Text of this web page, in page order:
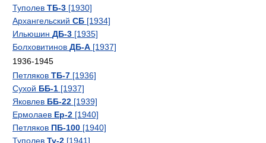
Туполев ТБ-3 [1930]
Архангельский СБ [1934]
Ильюшин ДБ-3 [1935]
Болховитинов ДБ-А [1937]
1936-1945
Петляков ТБ-7 [1936]
Сухой ББ-1 [1937]
Яковлев ББ-22 [1939]
Ермолаев Ер-2 [1940]
Петляков ПБ-100 [1940]
Туполев Ту-2 [1941]